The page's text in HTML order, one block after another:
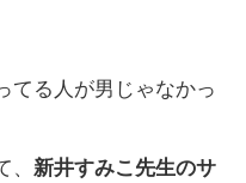
てる人が男じゃなかっ
新井すみこ先生のサ